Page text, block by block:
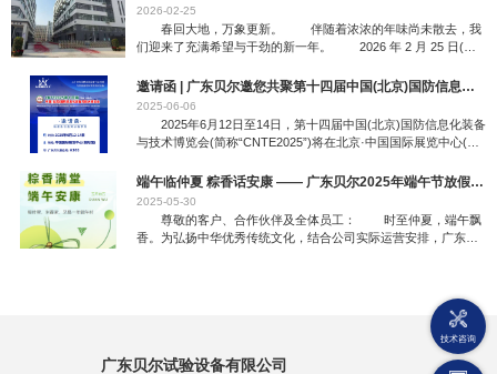
邀请函 | 广东贝尔邀您共聚第十四届中国(北京)国防信息化装备与技术博览会
端午临仲夏 粽香话安康 —— 广东贝尔2025年端午节放假通知
广东贝尔试验设备有限公司